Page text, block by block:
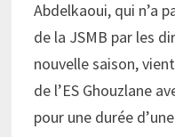
Abdelkaoui, qui n’a
de la JSMB par les
nouvelle saison,
de l’ES Ghouzlane
pour une durée